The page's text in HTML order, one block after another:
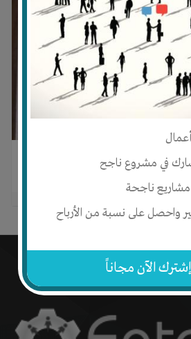
في مشروع ناجح
مشاريع ناجحة
واحصل على نسبة من الأرباح
إشترك الآن مجاناً